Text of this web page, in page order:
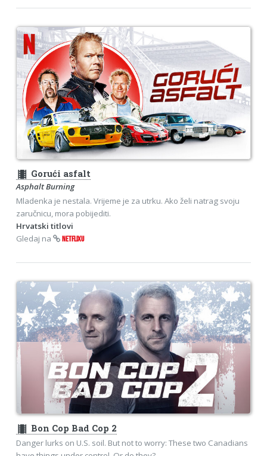
theaters Gorući asfalt
Asphalt Burning
Mladenka je nestala. Vrijeme je za utrku. Ako želi natrag svoju
zaručnicu, mora pobijediti.
Hrvatski titlovi
Gledaj na
NETFLIXU
theaters Bon Cop Bad Cop 2
Danger lurks on U.S. soil. But not to worry: These two Canadians